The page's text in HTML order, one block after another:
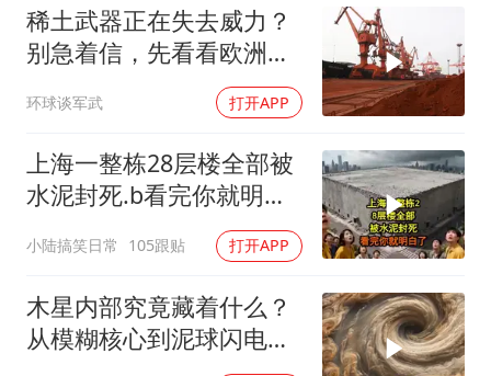
构建更高水平的全民健身公共服务体系
男子被沙蜇蜇伤5小时后呼吸困难
稀土武器正在失去威力？
别急着信，先看看欧洲军
环球谈军武 打开APP
上海一整栋28层楼全部被
水泥封死.b看完你就明白
小陆搞笑日常 105跟贴 打开APP
木星内部究竟藏着什么？
从模糊核心到泥球闪电，